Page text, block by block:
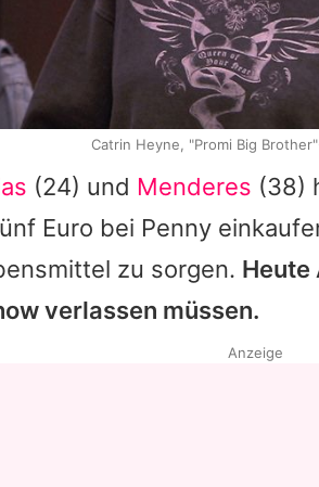
(24) und Menderes (38)
Euro bei Penny
zu sorgen. Heute
verlassen müssen.
Catrin Heyne, "Promi Big
Anzeige